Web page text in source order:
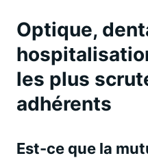
Optique,
les plus
adhérents
Est-ce que la